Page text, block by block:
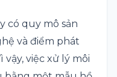
có quy mô sản
và điểm phát
việc xử lý môi